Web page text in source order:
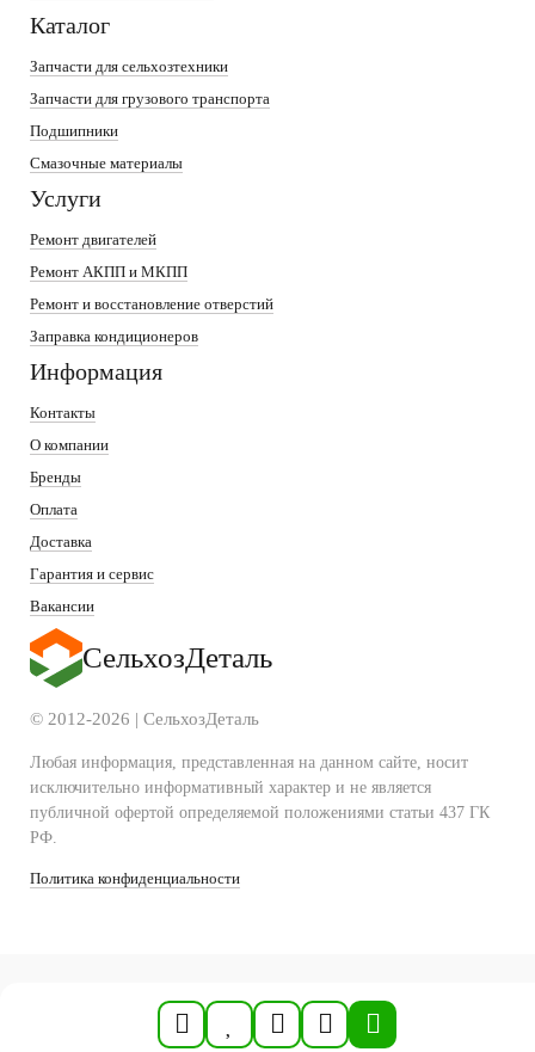
СельхозДеталь
© 2012-2026 | СельхозДеталь
Любая информация, представленная на данном сайте, носит
исключительно информативный характер и не является
публичной офертой определяемой положениями статьи 437 ГК
РФ.
Политика конфиденциальности
Каталог
Запчасти для сельхозтехники
Запчасти для грузового транспорта
Подшипники
Смазочные материалы
Услуги
Ремонт двигателей
Ремонт АКПП и МКПП
Ремонт и восстановление отверстий
Заправка кондиционеров
Информация
Контакты
О компании
Бренды
Оплата
Доставка
Гарантия и сервис
Вакансии